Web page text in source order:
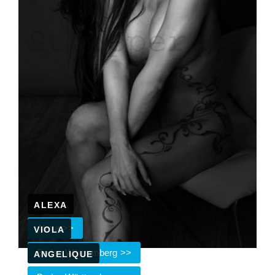
ALEXA
Alexa
VIOLA
Baden Württemberg
ANGELIQUE